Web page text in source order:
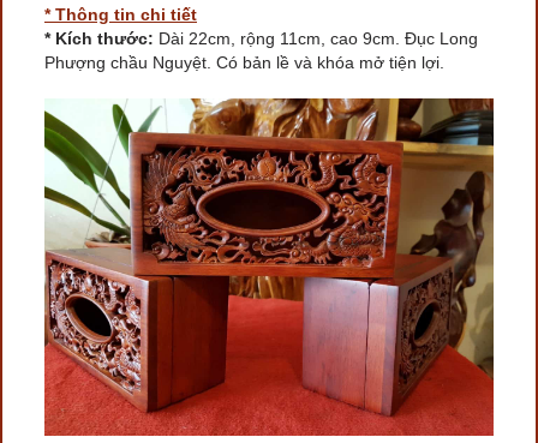
* Thông tin chi tiết
* Kích thước: Dài 22cm, rộng 11cm, cao 9cm. Đục Long
Phượng chầu Nguyệt. Có bản lề và khóa mở tiện lợi.